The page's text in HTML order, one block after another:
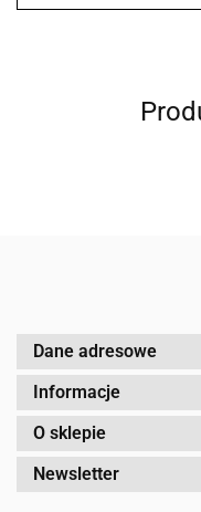
Dane adresowe
Informacje
O sklepie
Newsletter